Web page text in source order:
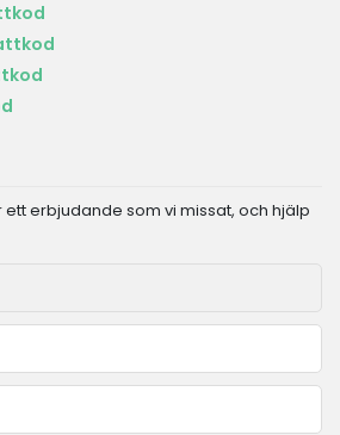
erbjudande som vi missat, och hjälp